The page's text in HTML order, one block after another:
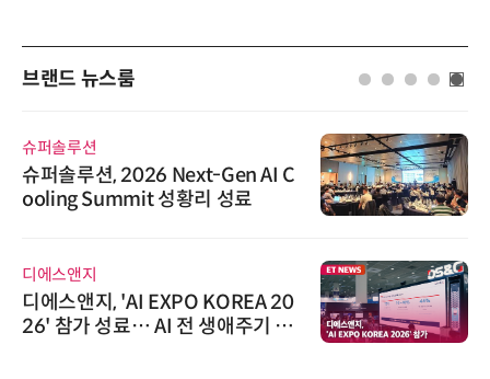
브랜드 뉴스룸
슈퍼솔루션
슈퍼솔루션, 2026 Next-Gen AI C
ooling Summit 성황리 성료
디에스앤지
디에스앤지, 'AI EXPO KOREA 20
26' 참가 성료… AI 전 생애주기 아